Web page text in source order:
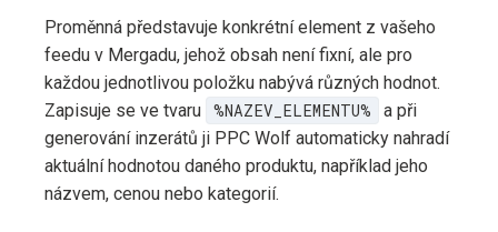
Proměnná představuje konkrétní element z vašeho
feedu v Mergadu, jehož obsah není fixní, ale pro
každou jednotlivou položku nabývá různých hodnot.
Zapisuje se ve tvaru %NAZEV_ELEMENTU%
a při
generování inzerátů ji PPC Wolf automaticky nahradí
aktuální hodnotou daného produktu, například jeho
názvem, cenou nebo kategorií.